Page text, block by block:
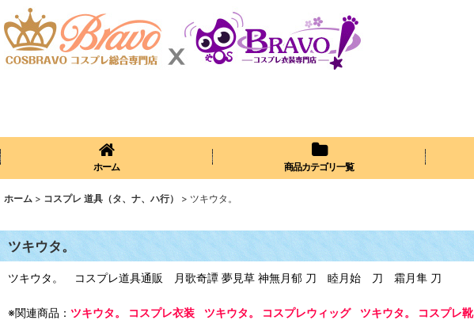
ホーム 商品カテゴリ一覧
ホーム > コスプレ 道具（タ、ナ、ハ行） > ツキウタ。
ツキウタ。
ツキウタ。 コスプレ道具通販 月歌奇譚 夢見草 神無月郁 刀 睦月始 刀 霜月隼 刀
※関連商品： ツキウタ。 コスプレ衣装 ツキウタ。 コスプレウィッグ ツキウタ。 コスプレ靴